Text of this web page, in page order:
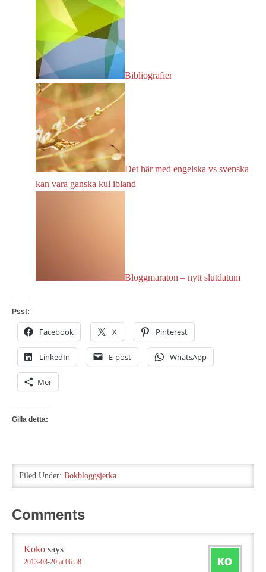
Bibliografier
Det här med engelska vs svenska
kan vara ganska kul ibland
Bloggmaraton – nytt slutdatum
Psst:
Facebook X Pinterest
LinkedIn E-post WhatsApp
Mer
Gilla detta:
Filed Under: Bokbloggsjerka
Comments
Koko says
2013-03-20 at 06:58